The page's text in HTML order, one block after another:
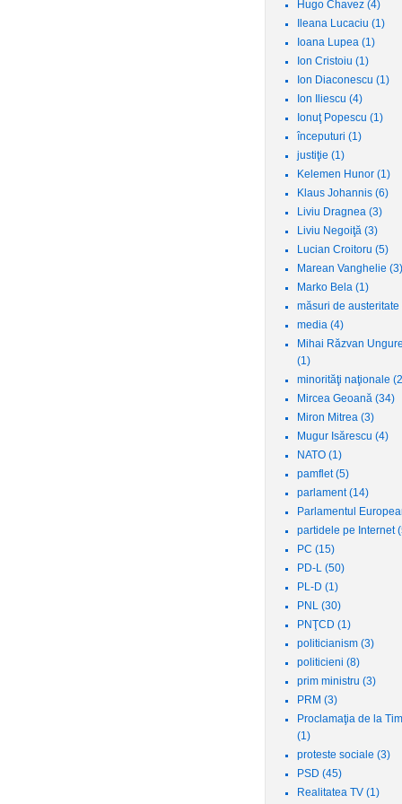
Hugo Chavez (4)
Ileana Lucaciu (1)
Ioana Lupea (1)
Ion Cristoiu (1)
Ion Diaconescu (1)
Ion Iliescu (4)
Ionuţ Popescu (1)
începuturi (1)
justiţie (1)
Kelemen Hunor (1)
Klaus Johannis (6)
Liviu Dragnea (3)
Liviu Negoiţă (3)
Lucian Croitoru (5)
Marean Vanghelie (3)
Marko Bela (1)
măsuri de austeritate
media (4)
Mihai Răzvan
(1)
minorităţi naţionale
Mircea Geoană (34)
Miron Mitrea (3)
Mugur Isărescu (4)
NATO (1)
pamflet(5)
parlament(14)
Parlamentul
partidele pe Internet
PC (15)
PD-L (50)
PL-D (1)
PNL (30)
PNŢCD (1)
politicianism (3)
politicieni (8)
prim ministru (3)
PRM (3)
Proclamaţia de la
(1)
proteste sociale (3)
PSD (45)
Realitatea TV (1)